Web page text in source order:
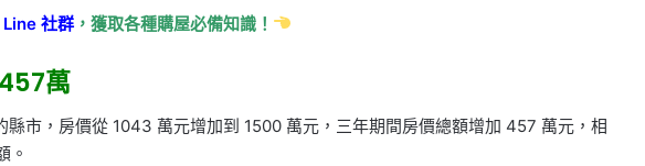
Line 社群，獲取各種購屋必備知識！
萬
縣市，房價從 1043 萬元增加到 1500 萬元，三年期間房價總額增加 457 萬元，相
。